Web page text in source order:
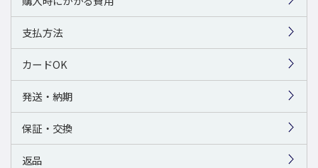
支払方法
カードOK
発送・納期
保証・交換
返品